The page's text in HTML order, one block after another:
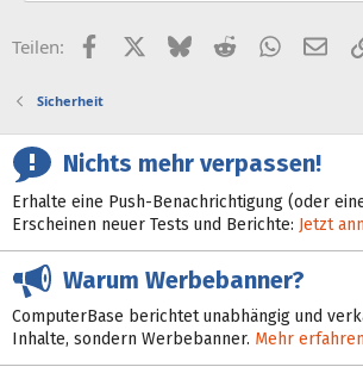
Teilen: FacebookX (Twitter)
BlueskyReddit E-
Sicherheit
Nichts mehr verpassen!
Erhalte eine Push-Benachrichtigung (oder
Erscheinen neuer Tests und Berichte: Jetzt
Warum Werbebanner?
ComputerBase berichtet unabhängig und
Inhalte, sondern Werbebanner. Mehr